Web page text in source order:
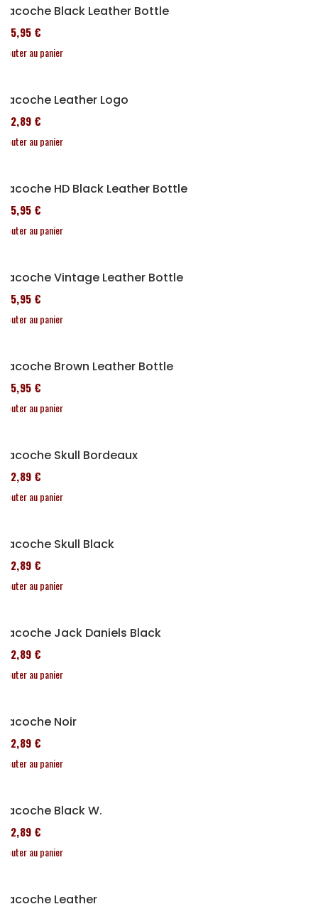
Sacoche Black Leather Bottle
185,95 €
Ajouter au panier
Sacoche Leather Logo
152,89 €
Ajouter au panier
Sacoche HD Black Leather Bottle
185,95 €
Ajouter au panier
Sacoche Vintage Leather Bottle
185,95 €
Ajouter au panier
Sacoche Brown Leather Bottle
185,95 €
Ajouter au panier
Sacoche Skull Bordeaux
152,89 €
Ajouter au panier
Sacoche Skull Black
152,89 €
Ajouter au panier
Sacoche Jack Daniels Black
152,89 €
Ajouter au panier
Sacoche Noir
152,89 €
Ajouter au panier
Sacoche Black W.
152,89 €
Ajouter au panier
Sacoche Leather